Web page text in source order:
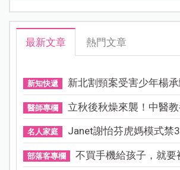
最新文章 熱門文章
新知快遞 新北割頸案受害少年楊承
醫師專欄 立秋後秋燥來襲！中醫教
名人家庭 Janet謝怡芬虎媽模式禁
部落客專欄 不買手機給孩子，就要